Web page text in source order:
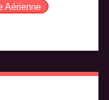
Aérienne